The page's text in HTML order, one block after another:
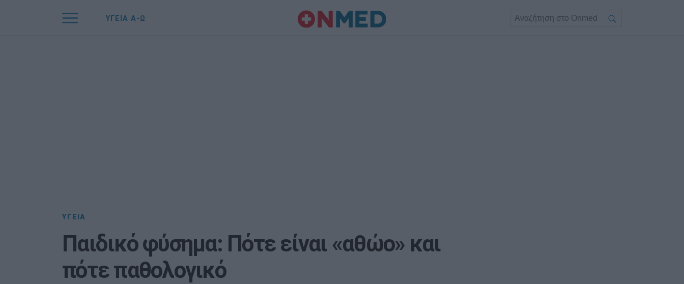
ΥΓΕΙΑ Α-Ω
ΥΓΕΙΑ
Παιδικό φύσημα: Πότε είναι «αθώο» και
πότε παθολογικό